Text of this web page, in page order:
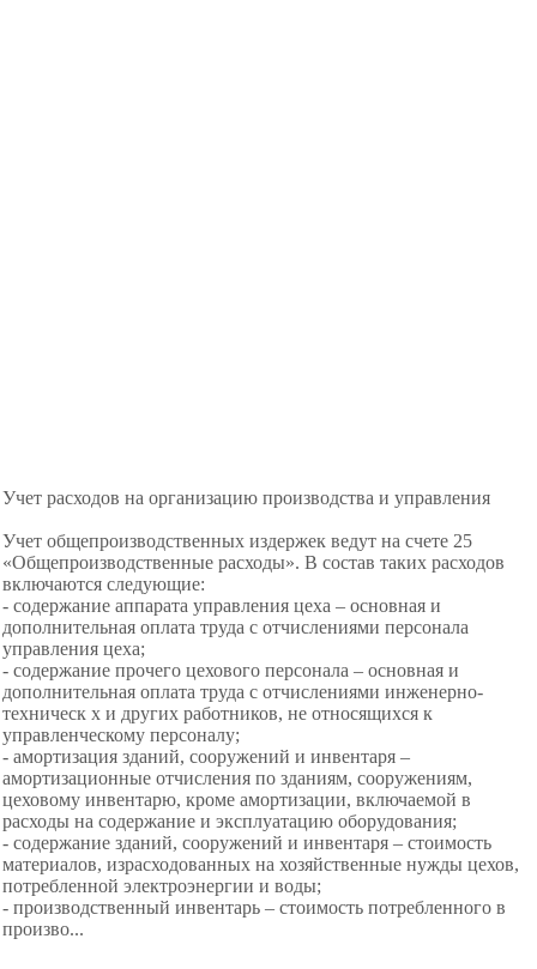
Учет расходов на организацию производства и управления
Учет общепроизводственных издержек ведут на счете 25
«Общепроизводственные расходы». В состав таких расходов
включаются следующие:
- содержание аппарата управления цеха – основная и
дополнительная оплата труда с отчислениями персонала
управления цеха;
- содержание прочего цехового персонала – основная и
дополнительная оплата труда с отчислениями инженерно-
техническ х и других работников, не относящихся к
управленческому персоналу;
- амортизация зданий, сооружений и инвентаря –
амортизационные отчисления по зданиям, сооружениям,
цеховому инвентарю, кроме амортизации, включаемой в
расходы на содержание и эксплуатацию оборудования;
- содержание зданий, сооружений и инвентаря – стоимость
материалов, израсходованных на хозяйственные нужды цехов,
потребленной электроэнергии и воды;
- производственный инвентарь – стоимость потребленного в
произво...